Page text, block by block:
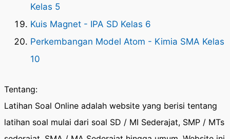
Kelas 5
Kuis Magnet - IPA SD Kelas 6
Perkembangan Model Atom - Kimia SMA Kelas
10
Tentang:
Latihan Soal Online adalah website yang berisi tentang
latihan soal mulai dari soal SD / MI Sederajat, SMP / MTs